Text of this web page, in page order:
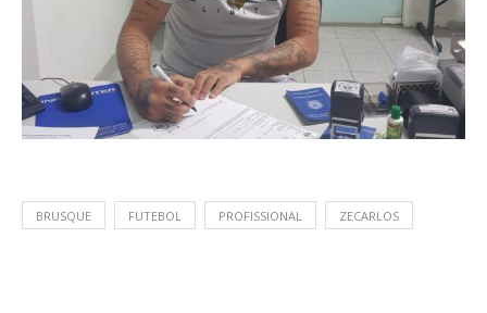
BRUSQUE FUTEBOL PROFISSIONAL ZECARLOS